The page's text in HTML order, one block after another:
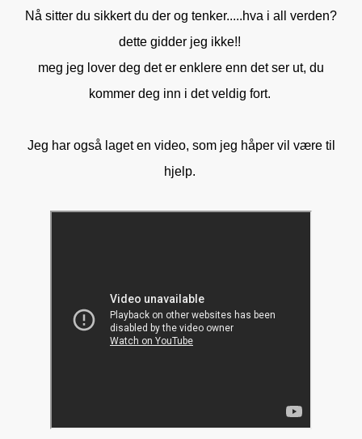
Nå sitter du sikkert du der og tenker.....hva i all verden?
dette gidder jeg ikke!!
meg jeg lover deg det er enklere enn det ser ut, du
kommer deg inn i det veldig fort.
Jeg har også laget en video, som jeg håper vil være til
hjelp.